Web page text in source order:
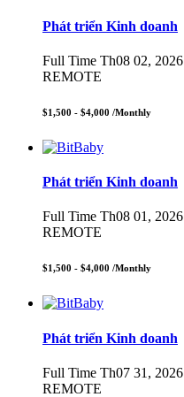
Phát triển Kinh doanh
Full Time Th08 02, 2026
REMOTE
$1,500 - $4,000 /Monthly
Phát triển Kinh doanh
Full Time Th08 01, 2026
REMOTE
$1,500 - $4,000 /Monthly
Phát triển Kinh doanh
Full Time Th07 31, 2026
REMOTE